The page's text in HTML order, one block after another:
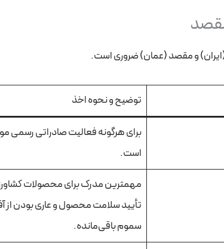
(ایران) و مقصد (عمان) ضروری است.
توضیح و نحوه اخذ
برای هرگونه فعالیت صادراتی رسمی
است.
مهمترین مدرک برای محصولات
تأیید سلامت محصول و عاری بودن از
سموم باقی‌مانده.